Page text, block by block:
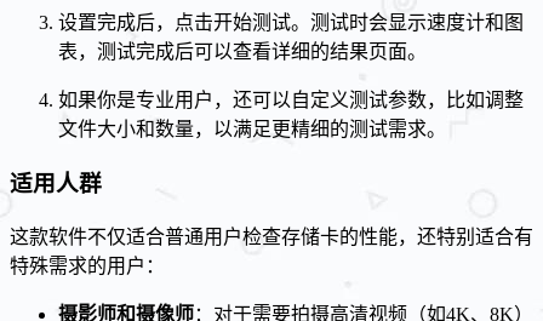
设置完成后，点击开始测试。测试时会显示速度计和图
表，测试完成后可以查看详细的结果页面。
如果你是专业用户，还可以自定义测试参数，比如调整
文件大小和数量，以满足更精细的测试需求。
适用人群
这款软件不仅适合普通用户检查存储卡的性能，还特别适合有
特殊需求的用户：
摄影师和摄像师：对于需要拍摄高清视频（如4K、8K）